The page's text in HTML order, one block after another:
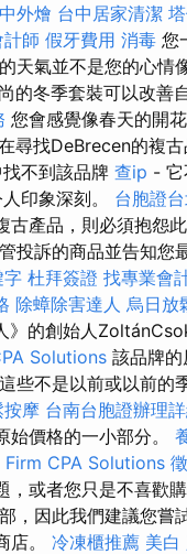
外燴 台中居家清潔
計師 假牙費用 消毒 您
天氣並不是您的心情
的冬季套裝可以改善
您會感覺像春天的開
尋找DeBrecen的複古
不到該品牌 查ip - 它
印象深刻。 台胞證
古產品，則必須抱怨
投訴的商品並告知
字 杜拜簽證 找專業會
除蟑除害達人 烏日放
》的創始人
Solutions 該品牌
些不是以前或以前的
按摩 台南台胞證辦理
始價格的一小部分。
CPA Solutions
，或者您只是不喜歡
，因此我們建議您嘗
店。 冷凍櫃推薦 美白